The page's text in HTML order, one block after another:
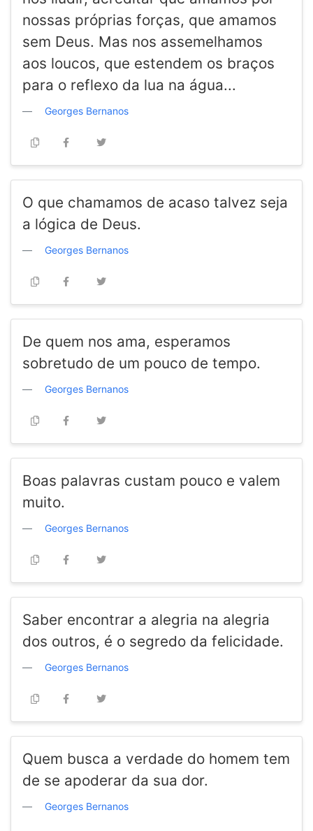
nossas próprias forças, que amamos
sem Deus. Mas nos assemelhamos
aos loucos, que estendem os braços
para o reflexo da lua na água...
Georges Bernanos
O que chamamos de acaso talvez seja
a lógica de Deus.
Georges Bernanos
De quem nos ama, esperamos
sobretudo de um pouco de tempo.
Georges Bernanos
Boas palavras custam pouco e valem
muito.
Georges Bernanos
Saber encontrar a alegria na alegria
dos outros, é o segredo da felicidade.
Georges Bernanos
Quem busca a verdade do homem tem
de se apoderar da sua dor.
Georges Bernanos